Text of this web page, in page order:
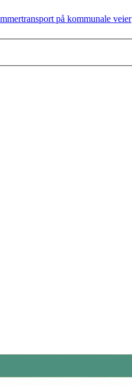
på kommunale veier